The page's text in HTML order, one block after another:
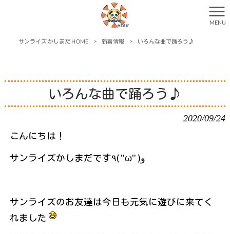
MENU
サンライズ かしまだ HOME > 新着情報 > いろんな曲で踊ろう♪
いろんな曲で踊ろう♪
2020/09/24
こんにちは！
サンライズかしまだです٩( ''ω'' )و
サンライズのお友達は今日も元気に遊びに来てく
れました